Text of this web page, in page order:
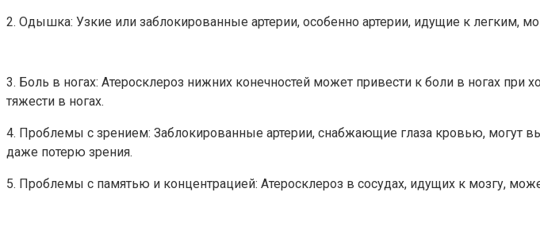
2. Одышка: Узкие или заблокированные артерии, особенно артерии, идущие к легким,
3. Боль в ногах: Атеросклероз нижних конечностей может привести к боли в ногах
тяжести в ногах.
4. Проблемы с зрением: Заблокированные артерии, снабжающие глаза кровью, могут
даже потерю зрения.
5. Проблемы с памятью и концентрацией: Атеросклероз в сосудах, идущих к мозгу,